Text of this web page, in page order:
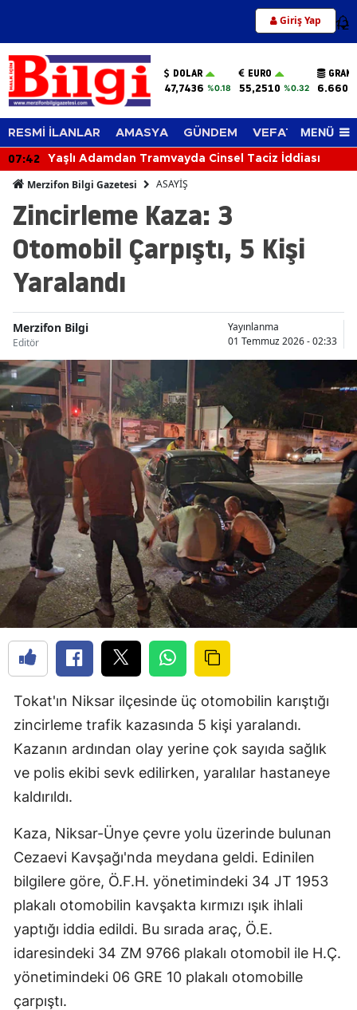
Giriş Yap 12
DOLAR
47,7436 %0.18
EURO
55,2510 %0.32
RESMİ İLANLAR AMASYA GÜNDEM VEFAT EDENLER
MENÜ
07:42 Yaşlı Adamdan Tramvayda Cinsel Taciz İddiası
Merzifon Bilgi Gazetesi ASAYİŞ
Zincirleme Kaza: 3
Otomobil Çarpıştı, 5 Kişi
Yaralandı
Merzifon Bilgi
Editör
Yayınlanma
01 Temmuz 2026 - 02:33
Tokat'ın Niksar ilçesinde üç otomobilin karıştığı
zincirleme trafik kazasında 5 kişi yaralandı.
Kazanın ardından olay yerine çok sayıda sağlık
ve polis ekibi sevk edilirken, yaralılar hastaneye
kaldırıldı.
Kaza, Niksar-Ünye çevre yolu üzerinde bulunan
Cezaevi Kavşağı'nda meydana geldi. Edinilen
bilgilere göre, Ö.F.H. yönetimindeki 34 JT 1953
plakalı otomobilin kavşakta kırmızı ışık ihlali
yaptığı iddia edildi. Bu sırada araç, Ö.E.
idaresindeki 34 ZM 9766 plakalı otomobil ile H.Ç.
yönetimindeki 06 GRE 10 plakalı otomobille
çarpıştı.